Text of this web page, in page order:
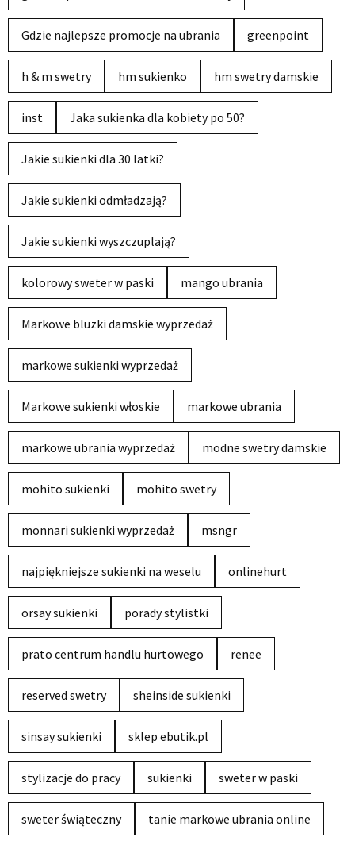
Gdzie najlepsze promocje na ubrania greenpoint
h & m swetry hm sukienko hm swetry damskie
inst Jaka sukienka dla kobiety po 50?
Jakie sukienki dla 30 latki?
Jakie sukienki odmładzają?
Jakie sukienki wyszczuplają?
kolorowy sweter w paski mango ubrania
Markowe bluzki damskie wyprzedaż
markowe sukienki wyprzedaż
Markowe sukienki włoskie markowe ubrania
markowe ubrania wyprzedaż modne swetry damskie
mohito sukienki mohito swetry
monnari sukienki wyprzedaż msngr
najpiękniejsze sukienki na weselu onlinehurt
orsay sukienki porady stylistki
prato centrum handlu hurtowego renee
reserved swetry sheinside sukienki
sinsay sukienki sklep ebutik.pl
stylizacje do pracy sukienki sweter w paski
sweter świąteczny tanie markowe ubrania online